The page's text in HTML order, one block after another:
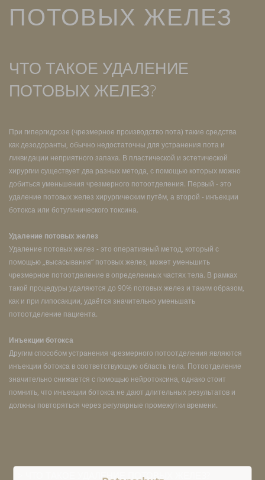
ПОТОВЫХ ЖЕЛЕЗ
ЧТО ТАКОЕ УДАЛЕНИЕ
ПОТОВЫХ ЖЕЛЕЗ?
При гипергидрозе (чрезмерное производство пота) такие средства
как дезодоранты, обычно недостаточны для устранения пота и
ликвидации неприятного запаха. В пластической и эстетической
хирургии существует два разных метода, с помощью которых можно
добиться уменьшения чрезмерного потоотделения. Первый - это
удаление потовых желез хирургическим путём, а второй - инъекции
ботокса или ботулинического токсина.
Удаление потовых желез
Удаление потовых желез - это оперативный метод, который с
помощью „высасывания“ потовых желез, может уменьшить
чрезмерное потоотделение в определенных частях тела. В рамках
такой процедуры удаляются до 90% потовых желез и таким образом,
как и при липосакции, удаётся значительно уменьшать
потоотделение пациента.
Инъекции ботокса
Другим способом устранения чрезмерного потоотделения являются
инъекции ботокса в соответствующую область тела. Потоотделение
значительно снижается с помощью нейротоксина, однако стоит
помнить, что инъекции ботокса не дают длительных результатов и
должны повторяться через регулярные промежутки времени.
ЧТО ТАКОЕ УДАЛЕНИЕ ПОТОВЫХ ЖЕЛЕЗ?